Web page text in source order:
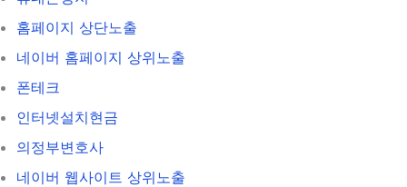
홈페이지 상단노출
네이버 홈페이지 상위노출
폰테크
인터넷설치현금
의정부변호사
네이버 웹사이트 상위노출